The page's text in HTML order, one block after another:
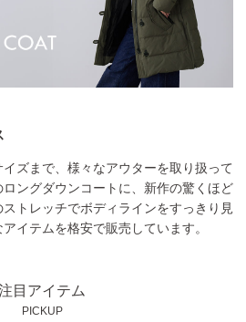
ズまで、様々なアウターを取り扱って
ングダウンコートに、新作の驚くほど
トレッチでボディラインをすっきり見
イテムを格安で販売しています。
目アイテム
PICKUP